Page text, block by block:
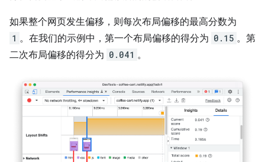
如果整个网页发生偏移，则每次布局偏移的最高分数为
1 。在我们的示例中，第一个布局偏移的得分为 0.15 。第
二次布局偏移的得分为 0.041 。